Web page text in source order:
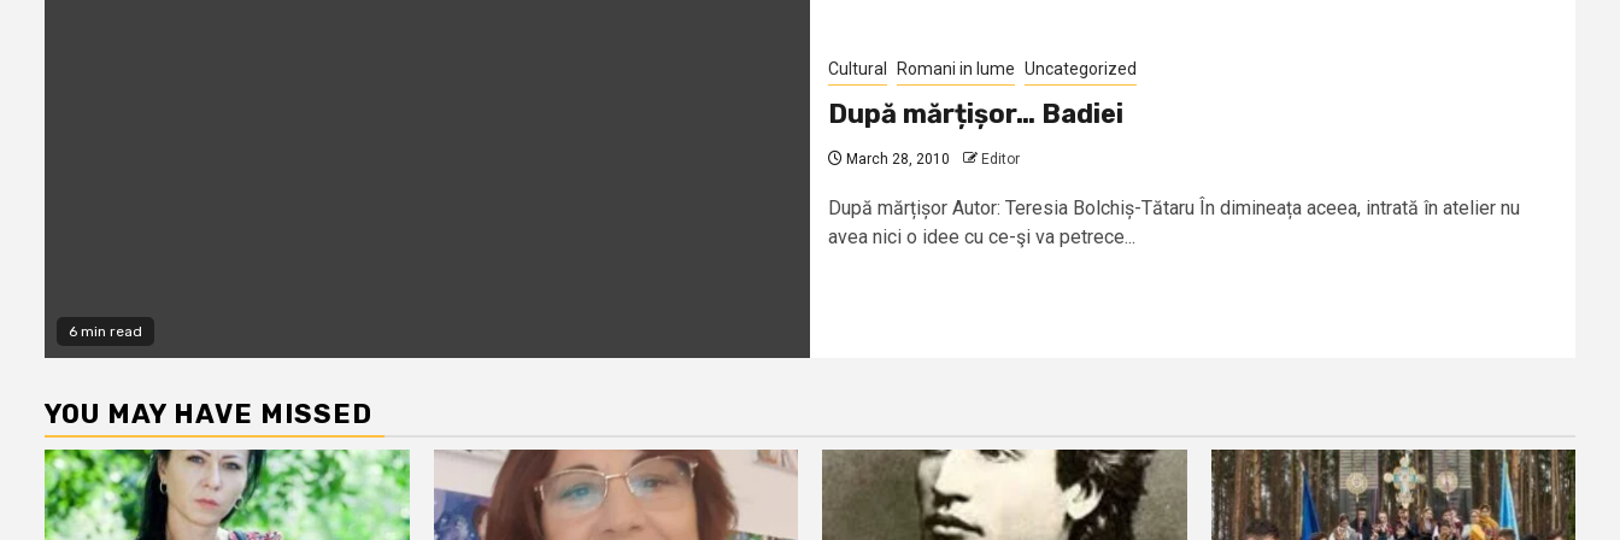
6 min read
Cultural Romani in lume Uncategorized
După mărțișor… Badiei
March 28, 2010 Editor
După mărțișor Autor: Teresia Bolchiș-Tătaru În dimineața aceea, intrată în atelier nu
avea nici o idee cu ce-şi va petrece...
YOU MAY HAVE MISSED